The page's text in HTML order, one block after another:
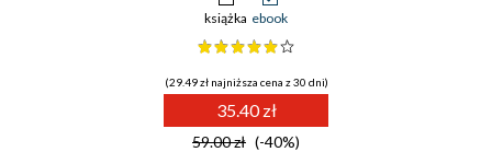
książka ebook
(29.49 zł najniższa cena z 30 dni)
35.40 zł
59.00 zł (-40%)